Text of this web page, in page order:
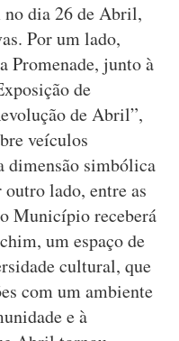
no dia 26 de Abril,
Por um lado,
Promenade, junto à
de
de Abril”,
veículos
dimensão simbólica
lado, entre as
Município receberá
um espaço de
cultural, que
com um ambiente
e à